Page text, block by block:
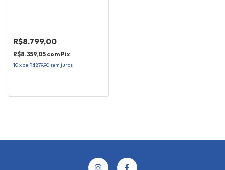
R$8.799,00
R$8.359,05 com Pix
10xde R$879,90 sem juros